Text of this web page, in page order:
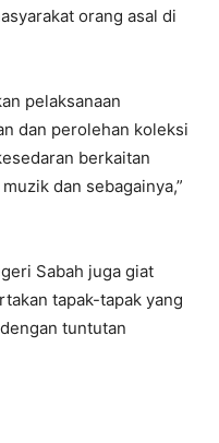
orang asal di
pelaksanaan
dan perolehan koleksi
berkaitan
dan sebagainya,”
Sabah juga giat
tapak-tapak yang
tuntutan